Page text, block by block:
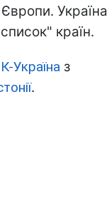
Україна
країн.
Україна з
.